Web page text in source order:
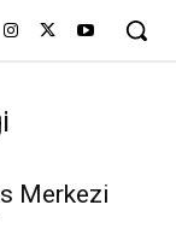
Merkezi